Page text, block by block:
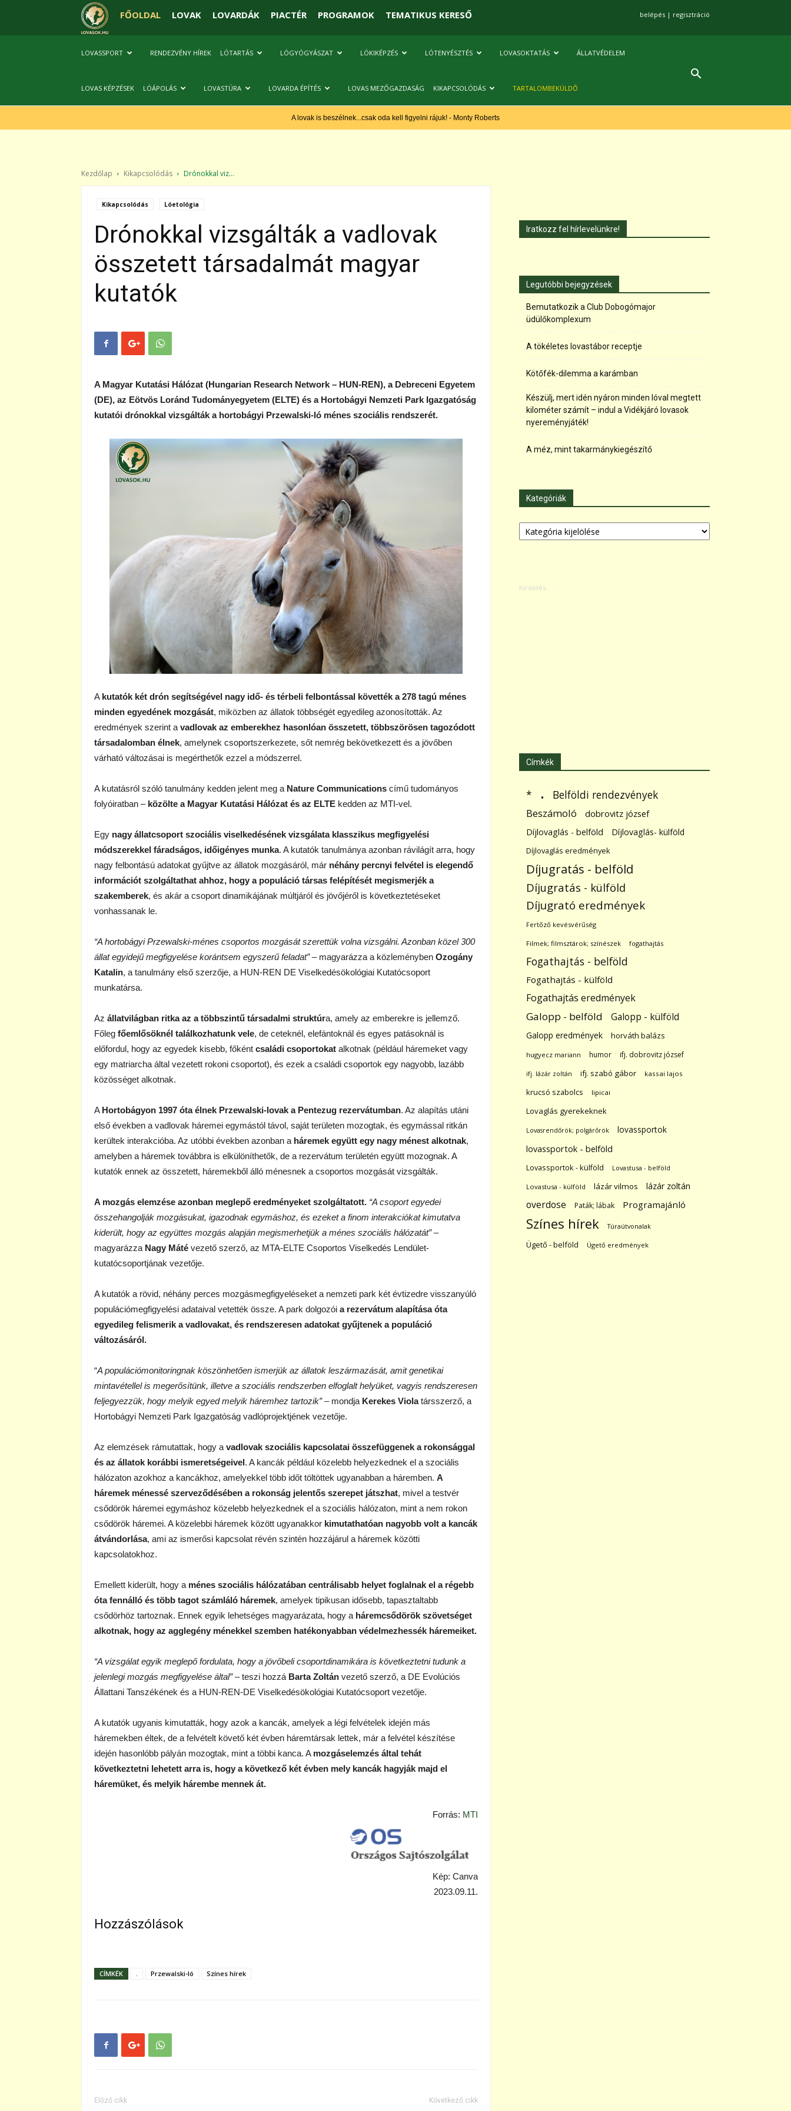
FŐOLDAL LOVAK LOVARDÁK PIACTÉR PROGRAMOK TEMATIKUS KERESŐ belépés | regisztráció
LOVASSPORT RENDEZVÉNY HÍREK LÓTARTÁS LÓGYÓGYÁSZAT LÓKIKÉPZÉS LÓTENYÉSZTÉS LOVASOKTATÁS ÁLLATVÉDELEM
LOVAS KÉPZÉSEK LÓÁPOLÁS LOVASTÚRA LOVARDA ÉPÍTÉS LOVAS MEZŐGAZDASÁG KIKAPCSOLÓDÁS TARTALOMBEKÜLDŐ
A lovak is beszélnek...csak oda kell figyelni rájuk! - Monty Roberts
Kezdőlap Kikapcsolódás Drónokkal viz...
Kikapcsolódás Lóetológia
Drónokkal vizsgálták a vadlovak
összetett társadalmát magyar
kutatók
A Magyar Kutatási Hálózat (Hungarian Research Network – HUN-REN), a Debreceni Egyetem
(DE), az Eötvös Loránd Tudományegyetem (ELTE) és a Hortobágyi Nemzeti Park Igazgatóság
kutatói drónokkal vizsgálták a hortobágyi Przewalski-ló ménes szociális rendszerét.
A kutatók két drón segítségével nagy idő- és térbeli felbontással követték a 278 tagú ménes
minden egyedének mozgását, miközben az állatok többségét egyedileg azonosították. Az
eredmények szerint a vadlovak az emberekhez hasonlóan összetett, többszörösen tagozódott
társadalomban élnek, amelynek csoportszerkezete, sőt nemrég bekövetkezett és a jövőben
várható változásai is megérthetők ezzel a módszerrel.
A kutatásról szóló tanulmány kedden jelent meg a Nature Communications című tudományos
folyóiratban – közölte a Magyar Kutatási Hálózat és az ELTE kedden az MTI-vel.
Egy nagy állatcsoport szociális viselkedésének vizsgálata klasszikus megfigyelési
módszerekkel fáradságos, időigényes munka. A kutatók tanulmánya azonban rávilágít arra, hogy
nagy felbontású adatokat gyűjtve az állatok mozgásáról, már néhány percnyi felvétel is elegendő
információt szolgáltathat ahhoz, hogy a populáció társas felépítését megismerjék a
szakemberek, és akár a csoport dinamikájának múltjáról és jövőjéről is következtetéseket
vonhassanak le.
“A hortobágyi Przewalski-ménes csoportos mozgását szerettük volna vizsgálni. Azonban közel 300
állat egyidejű megfigyelése korántsem egyszerű feladat”– magyarázza a közleményben Ozogány
Katalin, a tanulmány első szerzője, a HUN-REN DE Viselkedésökológiai Kutatócsoport
munkatársa.
Az állatvilágban ritka az a többszintű társadalmi struktúra, amely az emberekre is jellemző.
Főleg főemlősöknél találkozhatunk vele, de ceteknél, elefántoknál és egyes patásoknál is
előfordul, hogy az egyedek kisebb, főként családi csoportokat alkotnak (például háremeket vagy
egy matriarcha által vezetett rokoni csoportot), és ezek a családi csoportok egy nagyobb, lazább
közösséget alkotnak.
A Hortobágyon 1997 óta élnek Przewalski-lovak a Pentezug rezervátumban. Az alapítás utáni
első években a vadlovak háremei egymástól távol, saját területen mozogtak, és egymással ritkán
kerültek interakcióba. Az utóbbi években azonban a háremek együtt egy nagy ménest alkotnak,
amelyben a háremek továbbra is elkülöníthetők, de a rezervátum területén együtt mozognak. A
kutatók ennek az összetett, háremekből álló ménesnek a csoportos mozgását vizsgálták.
A mozgás elemzése azonban meglepő eredményeket szolgáltatott. “A csoport egyedei
összehangolják mozgásukat, igazodnak egymáshoz, és ezeket a finom interakciókat kimutatva
kiderült, hogy az együttes mozgás alapján megismerhetjük a ménes szociális hálózatát”–
magyarázza Nagy Máté vezető szerző, az MTA-ELTE Csoportos Viselkedés Lendület-
kutatócsoportjának vezetője.
A kutatók a rövid, néhány perces mozgásmegfigyeléseket a nemzeti park két évtizedre visszanyúló
populációmegfigyelési adataival vetették össze. A park dolgozói a rezervátum alapítása óta
egyedileg felismerik a vadlovakat, és rendszeresen adatokat gyűjtenek a populáció
változásáról.
“A populációmonitoringnak köszönhetően ismerjük az állatok leszármazását, amit genetikai
mintavétellel is megerősítünk, illetve a szociális rendszerben elfoglalt helyüket, vagyis rendszeresen
feljegyezzük, hogy melyik egyed melyik háremhez tartozik”– mondja Kerekes Violatársszerző, a
Hortobágyi Nemzeti Park Igazgatóság vadlóprojektjének vezetője.
Az elemzések rámutattak, hogy a vadlovak szociális kapcsolatai összefüggenek a rokonsággal
és az állatok korábbi ismeretségeivel. A kancák például közelebb helyezkednek el a szociális
hálózaton azokhoz a kancákhoz, amelyekkel több időt töltöttek ugyanabban a háremben. A
háremek ménessé szerveződésében a rokonság jelentős szerepet játszhat, mivel a testvér
csődörök háremei egymáshoz közelebb helyezkednek el a szociális hálózaton, mint a nem rokon
csődörök háremei. A közelebbi háremek között ugyanakkor kimutathatóan nagyobb volt a kancák
átvándorlása, ami az ismerősi kapcsolat révén szintén hozzájárul a háremek közötti
kapcsolatokhoz.
Emellett kiderült, hogy a ménes szociális hálózatában centrálisabb helyet foglalnak el a régebb
óta fennálló és több tagot számláló háremek, amelyek tipikusan idősebb, tapasztaltabb
csődörhöz tartoznak. Ennek egyik lehetséges magyarázata, hogy a háremcsődörök szövetséget
alkotnak, hogy az agglegény ménekkel szemben hatékonyabban védelmezhessék háremeiket.
“A vizsgálat egyik meglepő fordulata, hogy a jövőbeli csoportdinamikára is következtetni tudunk a
jelenlegi mozgás megfigyelése által”– teszi hozzá Barta Zoltán vezető szerző, a DE Evolúciós
Állattani Tanszékének és a HUN-REN-DE Viselkedésökológiai Kutatócsoport vezetője.
A kutatók ugyanis kimutatták, hogy azok a kancák, amelyek a légi felvételek idején más
háremekben éltek, de a felvételt követő két évben háremtársak lettek, már a felvétel készítése
idején hasonlóbb pályán mozogtak, mint a többi kanca. A mozgáselemzés által tehát
következtetni lehetett arra is, hogy a következő két évben mely kancák hagyják majd el
háremüket, és melyik hárembe mennek át.
Forrás: MTI
Kép: Canva
2023.09.11.
Hozzászólások
CÍMKÉK . Przewalski-ló Színes hírek
Előző cikk Következő cikk
Iratkozz fel hírlevelünkre!
Legutóbbi bejegyzések
Bemutatkozik a Club Dobogómajor
üdülőkomplexum
A tökéletes lovastábor receptje
Kötőfék-dilemma a karámban
Készülj, mert idén nyáron minden lóval megtett
kilométer számít – indul a Vidékjáró lovasok
nyereményjáték!
A méz, mint takarmánykiegészítő
Kategóriák
Kategóriák
Címkék
* . Belföldi rendezvények
Beszámoló dobrovitz józsef
Díjlovaglás - belföld Díjlovaglás- külföld
Díjlovaglás eredmények
Díjugratás - belföld
Díjugratás - külföld
Díjugrató eredmények
Fertőző kevésvérűség
Filmek; filmsztárok; színészek fogathajtás
Fogathajtás - belföld
Fogathajtás - külföld
Fogathajtás eredmények
Galopp - belföld Galopp - külföld
Galopp eredmények horváth balázs
hugyecz mariann humor ifj. dobrovitz józsef
ifj. lázár zoltán ifj. szabó gábor kassai lajos
krucsó szabolcs lipicai
Lovaglás gyerekeknek
Lovasrendőrök; polgárőrök
lovassportok
lovassportok - belföld
Lovassportok - külföld Lovastusa - belföld
Lovastusa - külföld lázár vilmos lázár zoltán
overdose Paták; lábak Programajánló
Színes hírek Túraútvonalak
Ügető - belföld Ügető eredmények